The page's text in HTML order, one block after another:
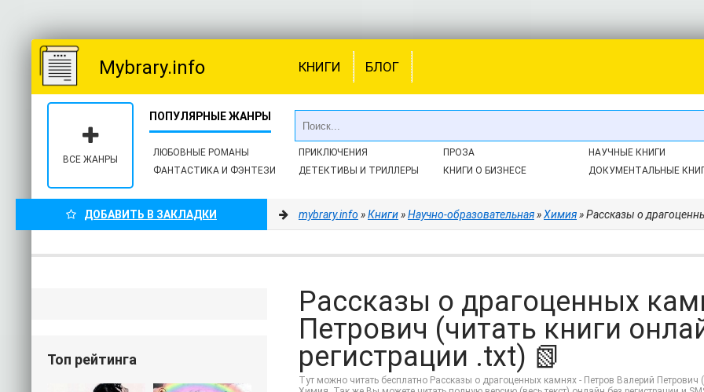
Mybrary.info КНИГИ БЛОГ
ЛЮБОВНЫЕ РОМАНЫ
ФАНТАСТИКА И ФЭНТЕЗИ
ПРИКЛЮЧЕНИЯ
ДЕТЕКТИВЫ И ТРИЛЛЕРЫ
ПРОЗА
КНИГИ О БИЗНЕСЕ
НАУЧНЫЕ КНИГИ
ДОКУМЕНТАЛЬНЫЕ
ВСЕ ЖАНРЫ
ДОБАВИТЬ В ЗАКЛАДКИ mybrary.info »Книги»Научно-образовательная»Химия» Рассказы о драгоценных камнях
Рассказы о драгоценных
Петрович (читать книги
регистрации .txt) 📗
Тут можно читать бесплатно Рассказы о драгоценных камнях - Петров Валерий
Топ рейтинга